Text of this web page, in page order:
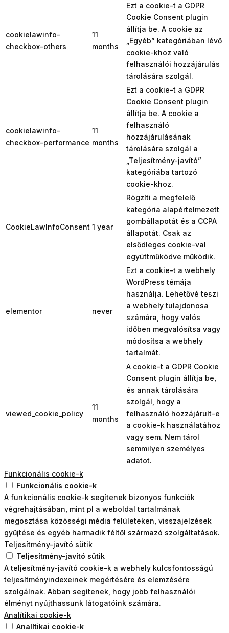
cookielawinfo-
checkbox-others
11
months
Ezt a cookie-t a GDPR
Cookie Consent plugin
állítja be. A cookie az
„Egyéb” kategóriában lévő
cookie-khoz való
felhasználói hozzájárulás
tárolására szolgál.
cookielawinfo-
checkbox-performance
11
months
Ezt a cookie-t a GDPR
Cookie Consent plugin
állítja be. A cookie a
felhasználó
hozzájárulásának
tárolására szolgál a
„Teljesítmény-javító”
kategóriába tartozó
cookie-khoz.
CookieLawInfoConsent 1 year
Rögzíti a megfelelő
kategória alapértelmezett
gombállapotát és a CCPA
állapotát. Csak az
elsődleges cookie-val
együttműködve működik.
elementor never
Ezt a cookie-t a webhely
WordPress témája
használja. Lehetővé teszi
a webhely tulajdonosa
számára, hogy valós
időben megvalósítsa vagy
módosítsa a webhely
tartalmát.
viewed_cookie_policy
11
months
A cookie-t a GDPR Cookie
Consent plugin állítja be,
és annak tárolására
szolgál, hogy a
felhasználó hozzájárult-e
a cookie-k használatához
vagy sem. Nem tárol
semmilyen személyes
adatot.
Funkcionális cookie-k
Funkcionális cookie-k
A funkcionális cookie-k segítenek bizonyos funkciók
végrehajtásában, mint pl a weboldal tartalmának
megosztása közösségi média felületeken, visszajelzések
gyűjtése és egyéb harmadik féltől származó szolgáltatások.
Teljesítmény-javító sütik
Teljesítmény-javító sütik
A teljesítmény-javító cookie-k a webhely kulcsfontosságú
teljesítményindexeinek megértésére és elemzésére
szolgálnak. Abban segítenek, hogy jobb felhasználói
élményt nyújthassunk látogatóink számára.
Analítikai cookie-k
Analítikai cookie-k